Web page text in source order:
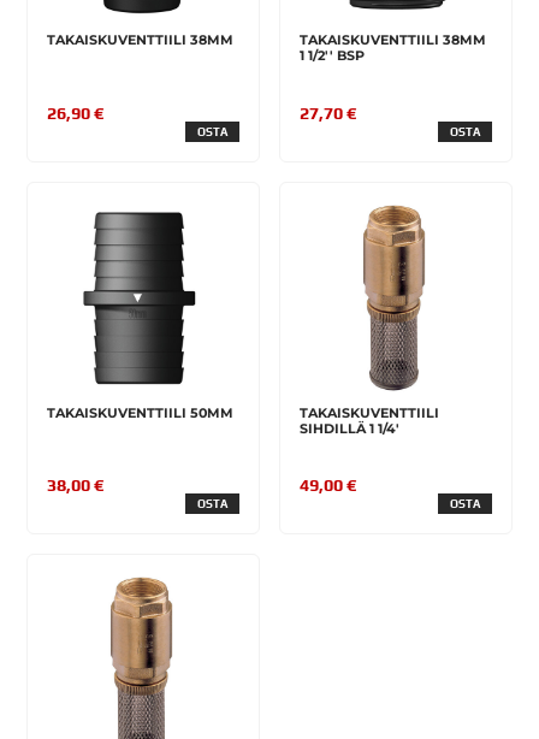
TAKAISKUVENTTIILI 38MM
26,90 €
OSTA
TAKAISKUVENTTIILI 38MM
1 1/2'' BSP
27,70 €
OSTA
TAKAISKUVENTTIILI 50MM
38,00 €
OSTA
TAKAISKUVENTTIILI
SIHDILLÄ 1 1/4'
49,00 €
OSTA